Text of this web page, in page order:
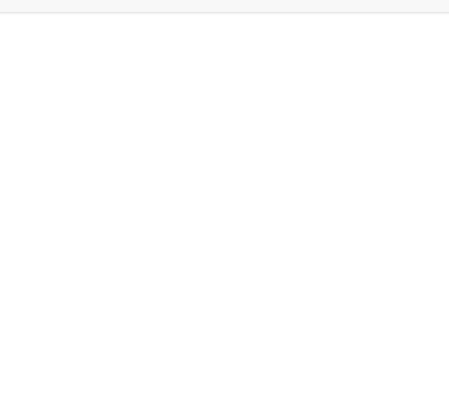
vorgeschlagene Lösungen und Dimensionen analysiert, die